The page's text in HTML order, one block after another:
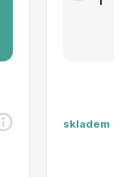
skladem